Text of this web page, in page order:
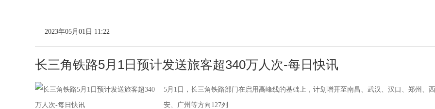
2023年05月01日 11:22
长三角铁路5月1日预计发送旅客超340万人次-每日快讯
5月1日，长三角铁路部门在启用高峰线的基础上，计划增开至南昌、武汉、汉口、郑州、西
安、广州等方向127列